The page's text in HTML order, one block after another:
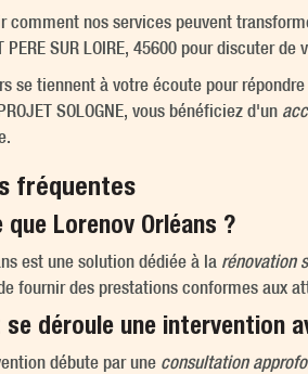
comment nos services peuvent
PERE SUR LOIRE, 45600 pour discuter
se tiennent à votre écoute pour
SOLOGNE, vous bénéficiez d'un
fréquentes
Lorenov Orléans ?
est une solution dédiée à la rénovation
fournir des prestations conformes aux
déroule une intervention
débute par une consultation